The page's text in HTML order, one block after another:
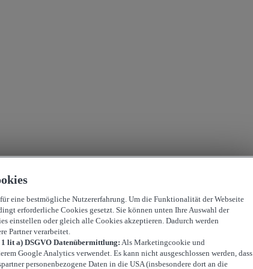
eine bestmögliche Nutzererfahrung. Um die Funktionalität der Webseite
erforderliche Cookies gesetzt. Sie können unten Ihre Auswahl der
einstellen oder gleich alle Cookies akzeptieren. Dadurch werden
Partner verarbeitet.
lit a) DSGVO Datenübermittlung: Als Marketingcookie und
Google Analytics verwendet. Es kann nicht ausgeschlossen werden, dass
personenbezogene Daten in die USA (insbesondere dort an die